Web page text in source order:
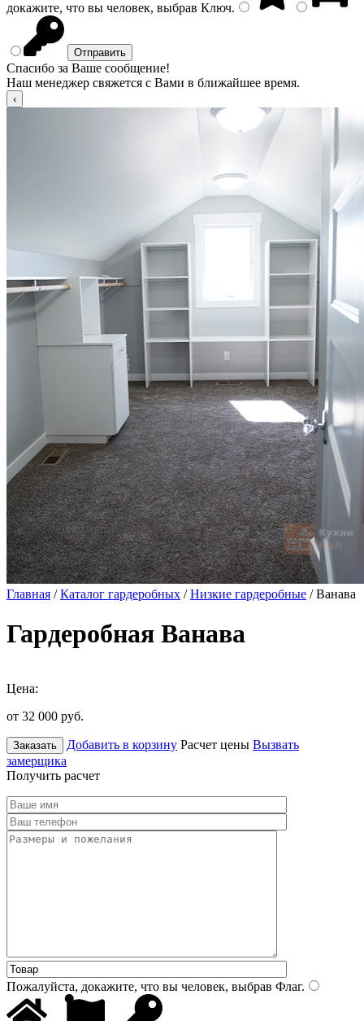
докажите, что вы человек, выбрав Ключ.
Спасибо за Ваше сообщение!
Наш менеджер свяжется с Вами в ближайшее время.
Главная /Каталог гардеробных /Низкие гардеробные / Ванава
Гардеробная Ванава
Цена:
от 32 000 руб.
Заказать Добавить в корзину Расчет цены Вызвать
замерщика
Получить расчет
Пожалуйста, докажите, что вы человек, выбрав Флаг.